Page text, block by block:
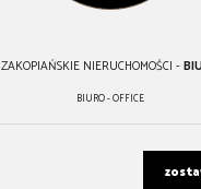
ZAKOPIAŃSKIE NIERUCHOMOŚCI -
BIURO - OFFICE